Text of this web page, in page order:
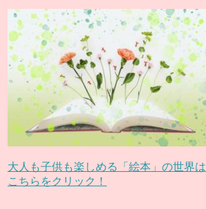
大人も子供も楽しめる「絵本」の世界は
こちらをクリック！